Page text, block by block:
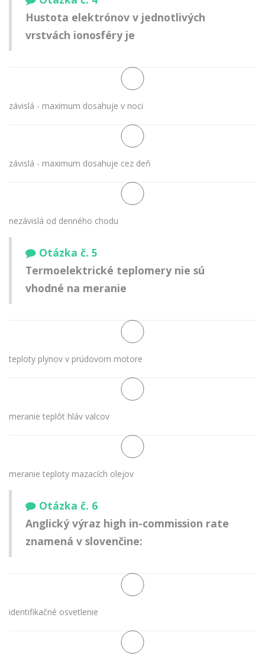
Hustota elektrónov v jednotlivých
vrstvách ionosféry je
závislá - maximum dosahuje v noci
závislá - maximum dosahuje cez deň
nezávislá od denného chodu
Otázka č. 5
Termoelektrické teplomery nie sú
vhodné na meranie
teploty plynov v prúdovom motore
meranie teplôt hláv valcov
meranie teploty mazacích olejov
Otázka č. 6
Anglický výraz high in-commission rate
znamená v slovenčine:
identifikačné osvetlenie